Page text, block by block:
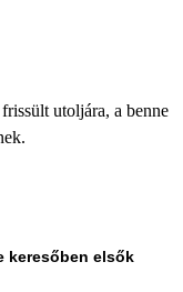
utoljára, a benne
keresőben elsők